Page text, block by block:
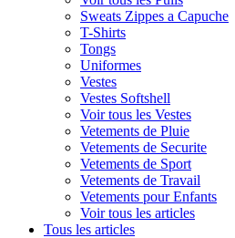
Sweats Zippes a Capuche
T-Shirts
Tongs
Uniformes
Vestes
Vestes Softshell
Voir tous les Vestes
Vetements de Pluie
Vetements de Securite
Vetements de Sport
Vetements de Travail
Vetements pour Enfants
Voir tous les articles
Tous les articles